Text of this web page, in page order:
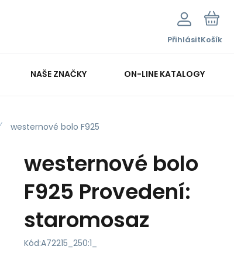
PřihlásitKošík
NAŠE ZNAČKY ON-LINE KATALOGY
westernové bolo F925
westernové bolo
F925 Provedení:
staromosaz
Kód:A72215_250:1_